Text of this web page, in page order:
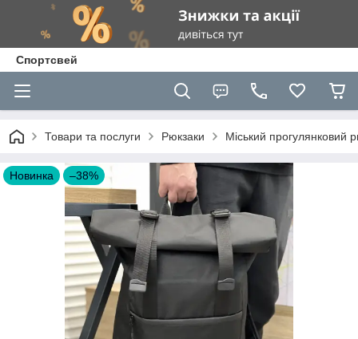
Спортсвей
Товари та послуги Рюкзаки Міський прогулянковий
Новинка –38%